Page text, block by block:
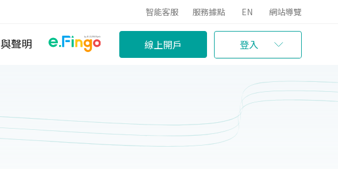
智能客服 服務據點 EN 網站導覽
聲明 線上開戶 登入